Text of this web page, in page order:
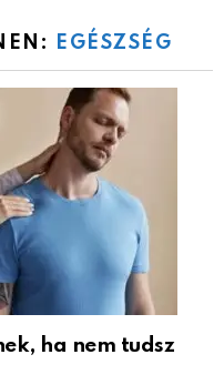
EGÉSZSÉG
ha nem tudsz